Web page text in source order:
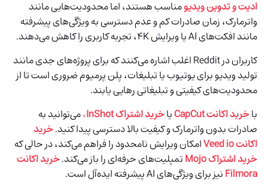
ادیت و تدوین ویدیومناسب هستند، اما محدودیت‌هایی مانند
واترمارک، زمان صادرات کم و عدم دسترسی به ویژگی‌های پیشرفته
مانند افکت‌های AI یا ویرایش 4K، تجربه کاربری را کاهش می‌دهند.
کاربران در Reddit اغلب اشاره می‌کنند که برای پروژه‌های جدی مانند
تولید ویدیو برای یوتیوب یا تبلیغات، پلن پرمیوم ضروری است تا از
محدودیت‌های کیفیتی و تبلیغاتی رهایی یابند.
باخرید اکانت CapCut یاخرید اشتراک InShot ،می‌توانید به
صادرات بدون واترمارک و کیفیت بالا دسترسی پیدا کنید.خرید
اکانت Veed io
امکان ویرایش نامحدود را فراهم می‌کند، در حالی که
خرید اشتراک Mojo
تمپلیت‌های حرفه‌ای را باز می‌کند.خرید اکانت
Filmoraنیز برای ویژگی‌های AI پیشرفته ایده‌آل است.